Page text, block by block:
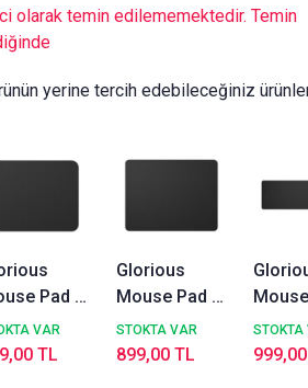
olarak temin edilememektedir. Temin
yerine tercih edebileceğiniz
Pad 2
255 x
VAR
TL
Glorious
Mouse Pad 2
XL Siyah 460
× 355 × 3 mm
STOKTA VAR
899,00 TL
Geniş
Siyah
STOKTA